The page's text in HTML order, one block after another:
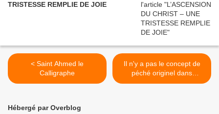
TRISTESSE REMPLIE DE JOIE
< Saint Ahmed le
Calligraphe
Il n'y a pas le concept de
péché originel dans
l'orthodoxie chrétienne >
Hébergé par Overblog